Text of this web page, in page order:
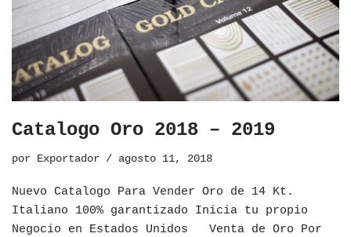
Catalogo Oro 2018 – 2019
por Exportador agosto 11, 2018
Nuevo Catalogo Para Vender Oro de 14 Kt.
Italiano 100% garantizado Inicia tu propio
Negocio en Estados Unidos Venta de Oro Por